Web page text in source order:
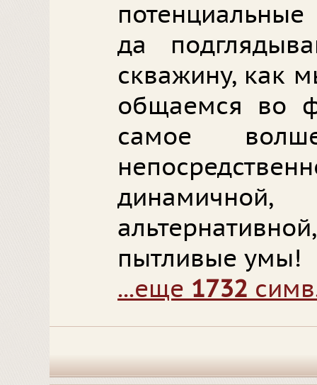
да
скважину, как
общаемся во
самое
динамичной,
пытливые умы!
...еще 1732